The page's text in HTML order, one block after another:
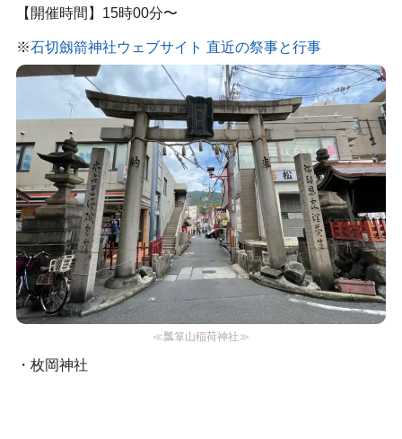
【開催時間】15時00分〜
※石切劔箭神社ウェブサイト 直近の祭事と行事
≪瓢箪山稲荷神社≫
・枚岡神社